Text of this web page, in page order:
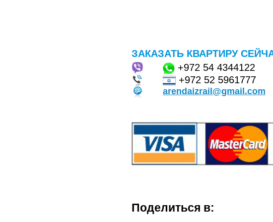
ЗАКАЗАТЬ КВАРТИРУ
+972 54 4344122
+972 52 5961777
arendaizrail@gmail.com
Поделиться в: